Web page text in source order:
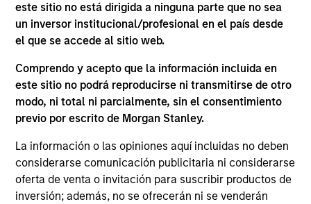
este sitio no está dirigida a ninguna parte que no sea
un inversor institucional/profesional en el país desde
el que se accede al sitio web.
Comprendo y acepto que la información incluida en
este sitio no podrá reproducirse ni transmitirse de otro
modo, ni total ni parcialmente, sin el consentimiento
previo por escrito de Morgan Stanley.
La información o las opiniones aquí incluidas no deben
considerarse comunicación publicitaria ni considerarse
oferta de venta o invitación para suscribir productos de
inversión; además, no se ofrecerán ni se venderán
Multi-
Currency
The above represents the typical investments under
normal market conditions and is subject to change.